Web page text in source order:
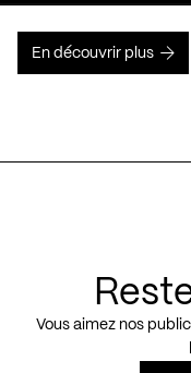
En découvrir plus
Vous aimez nos